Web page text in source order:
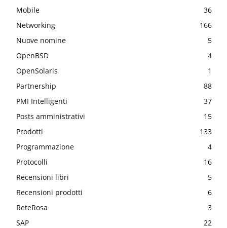
Mobile
36
Networking
166
Nuove nomine
5
OpenBSD
4
OpenSolaris
1
Partnership
88
PMI Intelligenti
37
Posts amministrativi
15
Prodotti
133
Programmazione
4
Protocolli
16
Recensioni libri
5
Recensioni prodotti
6
ReteRosa
3
SAP
22